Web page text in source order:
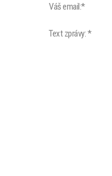
Váš email:*
Text zprávy: *